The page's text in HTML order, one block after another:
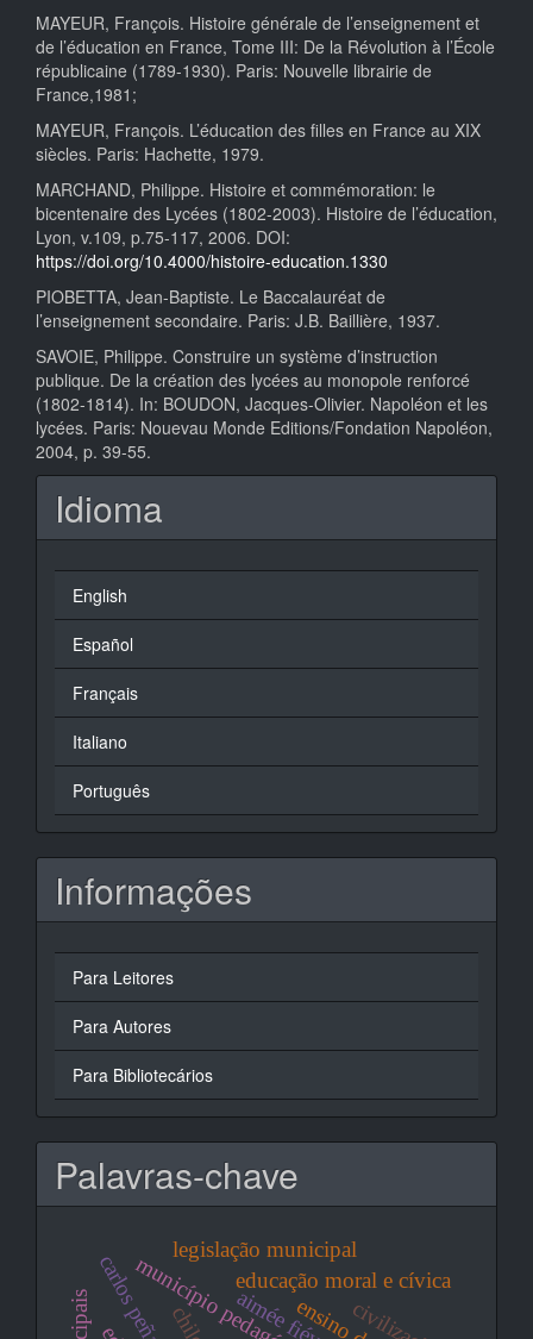
MAYEUR, François. Histoire générale de l’enseignement et
de l’éducation en France, Tome III: De la Révolution à l’École
républicaine (1789-1930). Paris: Nouvelle librairie de
France,1981;
MAYEUR, François. L’éducation des filles en France au XIX
siècles. Paris: Hachette, 1979.
MARCHAND, Philippe. Histoire et commémoration: le
bicentenaire des Lycées (1802-2003). Histoire de l’éducation,
Lyon, v.109, p.75-117, 2006. DOI:
https://doi.org/10.4000/histoire-education.1330
PIOBETTA, Jean-Baptiste. Le Baccalauréat de
l’enseignement secondaire. Paris: J.B. Baillière, 1937.
SAVOIE, Philippe. Construire un système d’instruction
publique. De la création des lycées au monopole renforcé
(1802-1814). In: BOUDON, Jacques-Olivier. Napoléon et les
lycées. Paris: Nouevau Monde Editions/Fondation Napoléon,
2004, p. 39-55.
Idioma
English
Español
Français
Italiano
Português
Informações
Para Leitores
Para Autores
Para Bibliotecários
Palavras-chave
município pedagógicoeducação moral e cívica
aimée fiévet
legislação municipal
carlos peñachile